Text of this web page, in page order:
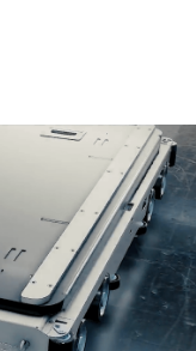
i kontroli
roboty